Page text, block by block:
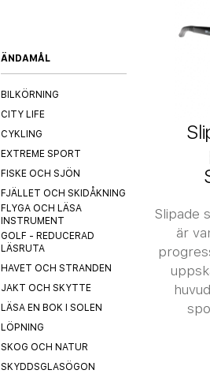
ÄNDAMÅL
BILKÖRNING
CITY LIFE
CYKLING
EXTREME SPORT
FISKE OCH SJÖN
FJÄLLET OCH SKIDÅKNING
FLYGA OCH LÄSA
INSTRUMENT
GOLF - REDUCERAD
LÄSRUTA
HAVET OCH STRANDEN
JAKT OCH SKYTTE
LÄSA EN BOK I SOLEN
LÖPNING
SKOG OCH NATUR
SKYDDSGLASÖGON
Slipade
är